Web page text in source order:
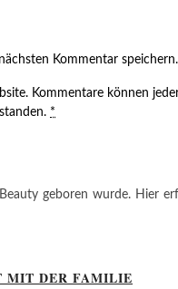
Kommentar speichern.
Kommentare können
*
geboren wurde. Hier
MIT DER FAMILIE